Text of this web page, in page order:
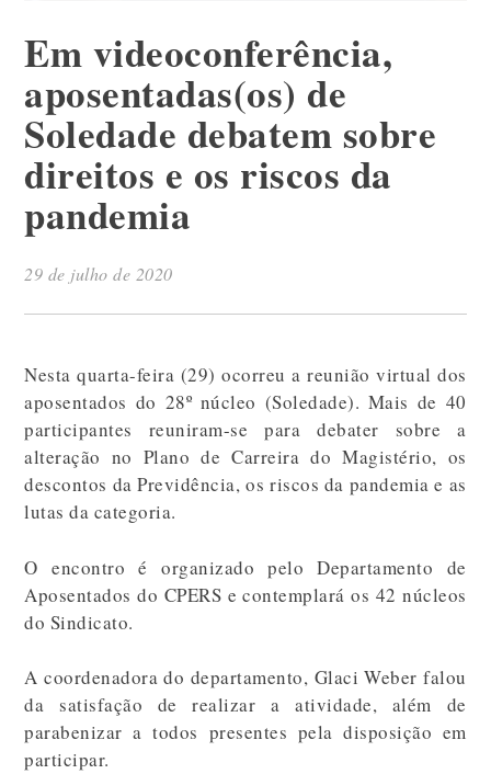
Em videoconferência,
aposentadas(os) de
Soledade debatem sobre
direitos e os riscos da
pandemia
29 de julho de 2020
Nesta quarta-feira (29) ocorreu a reunião virtual dos
aposentados do 28º núcleo (Soledade). Mais de 40
participantes reuniram-se para debater sobre a
alteração no Plano de Carreira do Magistério, os
descontos da Previdência, os riscos da pandemia e as
lutas da categoria.
O encontro é organizado pelo Departamento de
Aposentados do CPERS e contemplará os 42 núcleos
do Sindicato.
A coordenadora do departamento, Glaci Weber falou
da satisfação de realizar a atividade, além de
parabenizar a todos presentes pela disposição em
participar.